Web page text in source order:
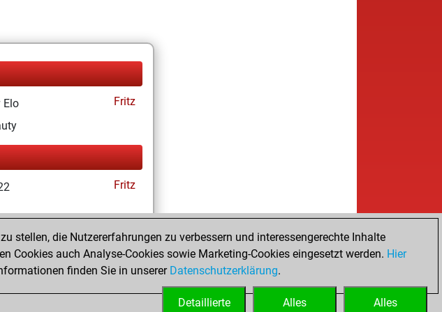
Elo
Fritz
Fritz
Fritz
stellen, die Nutzererfahrungen zu verbessern und interessengerechte Inhalte
Cookies auch Analyse-Cookies sowie Marketing-Cookies eingesetzt werden. Hier
finden Sie in unserer Datenschutzerklärung.
Alles
Alles
Detaillierte